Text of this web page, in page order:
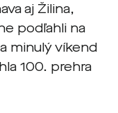
aj Žilina,
podľahli na
minulý víkend
100. prehra